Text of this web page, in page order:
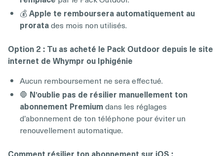
💰Apple te remboursera automatiquement au
proratades mois non utilisés.
Option 2 : Tu as acheté le Pack Outdoor depuis le site
internet de Whympr ou Iphigénie
Aucun remboursement ne sera effectué.
🛑 N’oublie pas de résilier manuellement ton
abonnement Premiumdans les réglages
d’abonnement de ton téléphone pour éviter un
renouvellement automatique.
Comment résilier ton abonnement sur iOS :